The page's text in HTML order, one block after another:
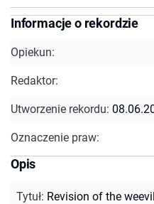
Informacje o rekordzie
Opiekun:
Redaktor:
Utworzenie rekordu:
Oznaczenie praw:
Opis
Tytuł: Revision of the